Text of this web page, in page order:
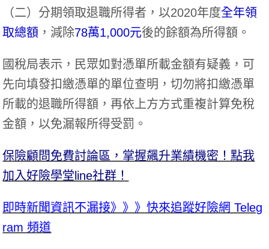
（二）分期領取退職所得者，以2020年度全年領
取總額 ，減除78萬1,000元後的餘額為所得額。
國稅局表示，民眾如對憑單所載金額有疑義，可
先向填發扣繳憑單的單位查明，切勿將扣繳憑單
所載的退職所得額，再依上方方式重複計算免稅
金額，以免漏報所得受罰。
保險顧問免費討論區，掌握飆升業績機密！點我
加入好險學堂line社群！
即時新聞資訊不漏接》》》快來追蹤好險網 Teleg
ram 頻道